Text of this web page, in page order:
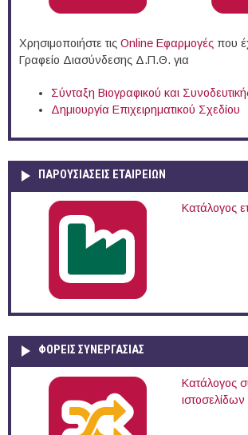
Χρησιμοποιήστε τις Online Eφαρμογές που
Γραφείο Διασύνδεσης Δ.Π.Θ. για
Σύνταξη Βιογραφικού και
Δημιουργία Επιχειρηματικού Σχεδίου
ΠΑΡΟΥΣΙΆΣΕΙΣ ΕΤΑΙΡΕΙΏΝ
Κατάλογος
ΦΟΡΕΙΣ ΣΥΝΕΡΓΑΣΙΑΣ
Κατάλογος
ιστοσελίδων